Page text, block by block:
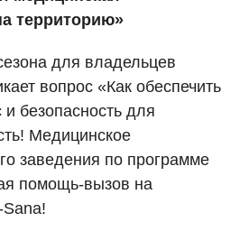
территорию»
для владельцев
вопрос «Как обеспечить
безопасность для
Медицинское
заведения по программе
помощь-вызов на